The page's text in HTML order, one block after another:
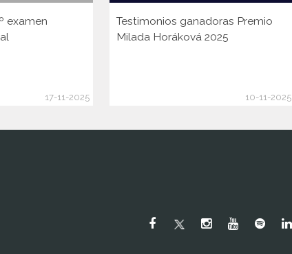
examen
17-11-2025
Testimonios ganadoras Premio
Milada Horáková 2025
10-11-2025